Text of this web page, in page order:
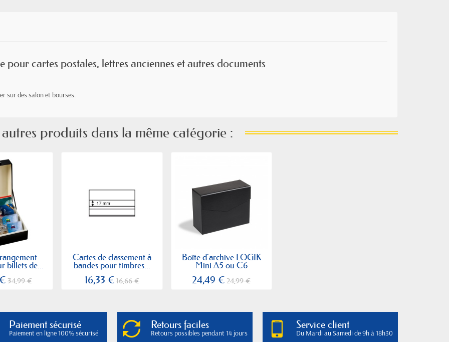
cartes postales, lettres anciennes et autres documents
sur des salon et bourses.
produits dans la même catégorie :
billets de...
34,99 €
Cartes de classement à
bandes pour timbres...
16,33 € 16,66 €
Boîte d'archive LOGIK
Mini A5 ou C6
24,49 € 24,99 €
Paiement sécurisé
Paiement en ligne 100% sécurisé
Retours faciles
Retours possibles pendant 14 jours
Service client
Du Mardi au Samedi de 9h à 18h30